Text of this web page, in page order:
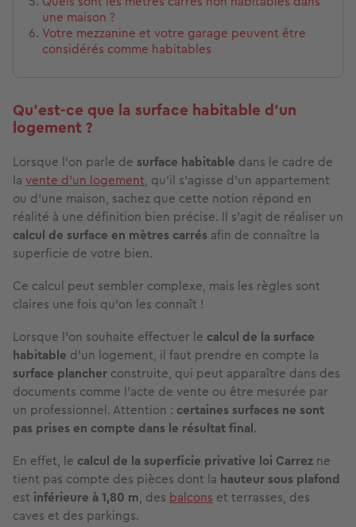
une maison ?
Votre mezzanine et votre garage peuvent être
considérés comme habitables
Qu'est-ce que la surface habitable d'un
logement ?
Lorsque l'on parle de surface habitable dans le cadre de
la vente d'un logement, qu'il s'agisse d'un appartement
ou d'une maison, sachez que cette notion répond en
réalité à une définition bien précise. Il s'agit de réaliser un
calcul de surface en mètres carrés afin de connaître la
superficie de votre bien.
Ce calcul peut sembler complexe, mais les règles sont
claires une fois qu'on les connaît !
Lorsque l'on souhaite effectuer le calcul de la surface
habitable d'un logement, il faut prendre en compte la
surface plancher construite, qui peut apparaître dans des
documents comme l'acte de vente ou être mesurée par
un professionnel. Attention : certaines surfaces ne sont
pas prises en compte dans le résultat final.
En effet, le calcul de la superficie privative loi Carrez ne
tient pas compte des pièces dont la hauteur sous plafond
est inférieure à 1,80 m, des balcons et terrasses, des
caves et des parkings.